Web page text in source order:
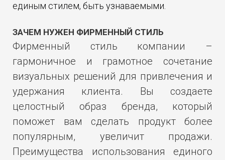
единым стилем, быть узнаваемыми.
ЗАЧЕМ НУЖЕН ФИРМЕННЫЙ СТИЛЬ
Фирменный стиль компании –
гармоничное и грамотное сочетание
визуальных решений для привлечения и
удержания клиента. Вы создаете
целостный образ бренда, который
поможет вам сделать продукт более
популярным, увеличит продажи.
Преимущества использования единого